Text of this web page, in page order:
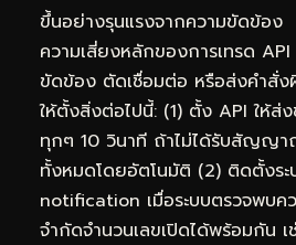
ขึ้นอย่างรุนแรงจากความขัดข้อง
ความเสี่ยงหลักของการเทรด
ขัดข้อง ตัดเชื่อมต่อ หรือส่งคำสั่
ให้ตั้งสิ่งต่อไปนี้: (1) ตั้ง API ให้
ทุกๆ 10 วินาที ถ้าไม่ได้รับสัญญา
ทั้งหมดโดยอัตโนมัติ (2) ติดตั้งร
notification เมื่อระบบตรวจพบ
จำกัดจำนวนเลขเปิดได้พร้อมกัน เ